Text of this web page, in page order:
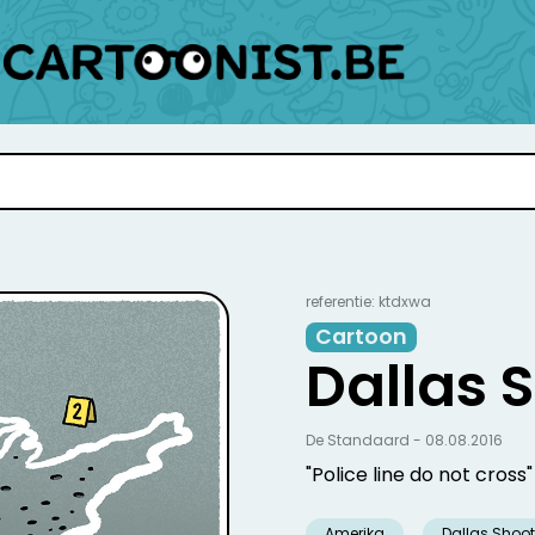
referentie: ktdxwa
Cartoon
Dallas
"Police line do not cross"
De Standaard - 08.08.2016